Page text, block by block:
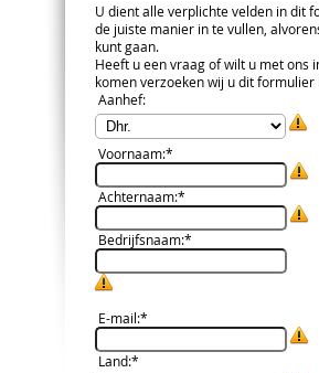
U dient alle verplichte velden in dit
de juiste manier in te vullen,
kunt gaan.
Heeft u een vraag of wilt u met ons
komen verzoeken wij u dit formulier
Aanhef:
Voornaam:*
Achternaam:*
Bedrijfsnaam:*
E-mail:*
Land:*